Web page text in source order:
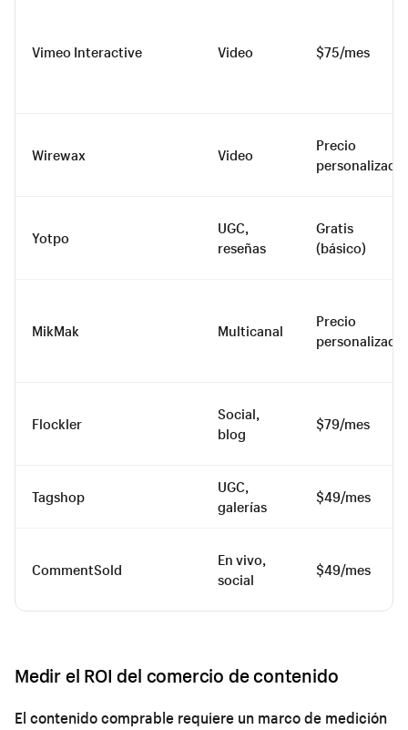
Vimeo Interactive Video $75/mes
Wirewax Video
Precio
personalizado
Yotpo
UGC,
reseñas
Gratis
(básico)
MikMak Multicanal
Precio
personalizado
Flockler
Social,
blog
$79/mes
Tagshop
UGC,
galerías
$49/mes
CommentSold
En vivo,
social
$49/mes
Medir el ROI del comercio de contenido
El contenido comprable requiere un marco de medición